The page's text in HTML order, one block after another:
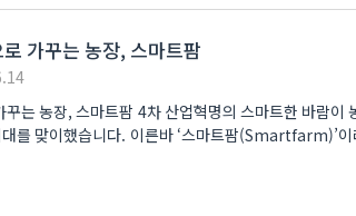
가꾸는 농장, 스마트팜
는 농장, 스마트팜 4차 산업혁명의 스마트한 바람이
를 맞이했습니다. 이른바 ‘스마트팜(Smartfarm)’